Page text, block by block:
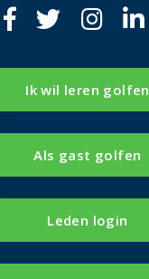
Ik wil leren golfen
Als gast golfen
Leden login